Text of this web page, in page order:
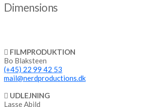
Dimensions
FILMPRODUKTION
Bo Blaksteen
(+45) 22 99 42 53
mail@nerdproductions.dk
UDLEJNING
Lasse Abild